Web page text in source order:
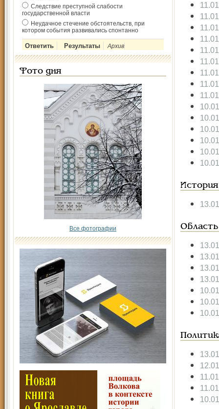
Следствие преступной слабости
государственной власти
Неудачное стечение обстоятельств, при
котором события развивались спонтанно
Архив
Фото дня
Все фотографии
История
Область